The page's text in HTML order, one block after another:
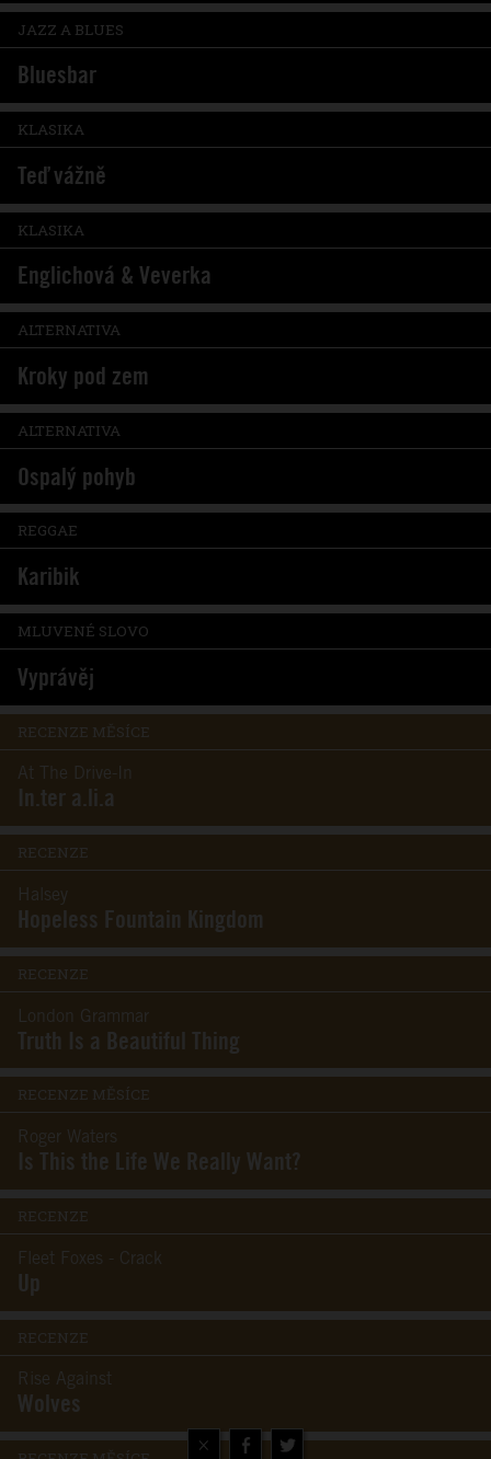
×
JAZZ A BLUES
Bluesbar
KLASIKA
Teď vážně
KLASIKA
Englichová & Veverka
ALTERNATIVA
Kroky pod zem
ALTERNATIVA
Ospalý pohyb
REGGAE
Karibik
MLUVENÉ SLOVO
Vyprávěj
RECENZE MĚSÍCE
At The Drive-In
In.ter a.li.a
RECENZE
Halsey
Hopeless Fountain Kingdom
RECENZE
London Grammar
Truth Is a Beautiful Thing
RECENZE MĚSÍCE
Roger Waters
Is This the Life We Really Want?
RECENZE
Fleet Foxes - Crack
Up
RECENZE
Rise Against
Wolves